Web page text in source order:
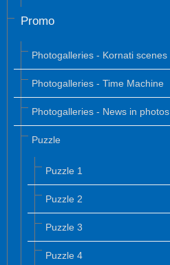
Promo
Photogalleries - Kornati scenes
Photogalleries - Time Machine
Photogalleries - News in photos
Puzzle
Puzzle 1
Puzzle 2
Puzzle 3
Puzzle 4